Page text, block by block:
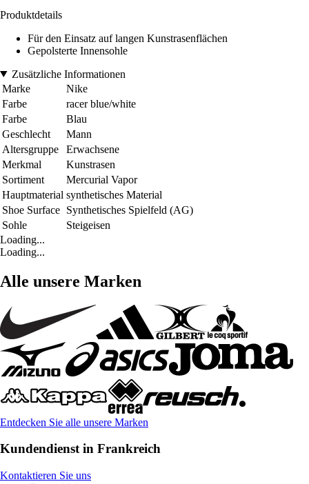
Produktdetails
Für den Einsatz auf langen Kunstrasenflächen
Gepolsterte Innensohle
Zusätzliche Informationen
Marke
Nike
Farbe
racer blue/white
Farbe
Blau
Geschlecht
Mann
Altersgruppe
Erwachsene
Merkmal
Kunstrasen
Sortiment
Mercurial Vapor
Hauptmaterial synthetisches Material
Shoe Surface Synthetisches Spielfeld (AG)
Sohle
Steigeisen
Loading...
Loading...
Alle unsere Marken
Entdecken Sie alle unsere Marken
Kundendienst in Frankreich
Kontaktieren Sie uns